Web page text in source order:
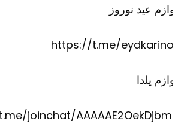
عید نوروز
https://t.me/
یلدا
t.me/joinchat/